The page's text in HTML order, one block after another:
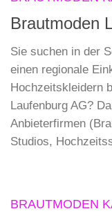
Brautmoden
Sie suchen in der
einen regionale
Hochzeitskleidern
Laufenburg AG?
Anbieterfirmen
Studios,
BRAUTMODEN